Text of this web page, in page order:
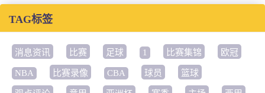
TAG标签
消息资讯 比赛 足球 1 比赛集锦 欧冠
NBA 比赛录像 CBA 球员 篮球